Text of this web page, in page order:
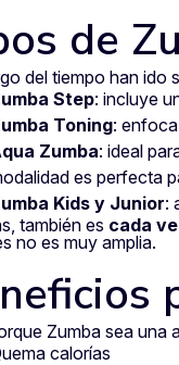
de
del tiempo han ido
Step: incluye
Toning:
Zumba: ideal
es perfecta
Kids y Junior:
también es cada
no es muy amplia.
Zumba sea una
calorías